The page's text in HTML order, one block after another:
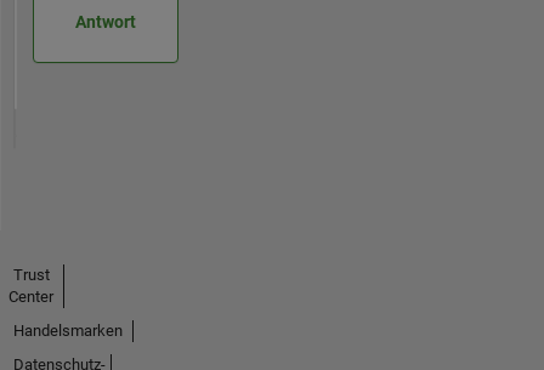
Antwort
Trust
Center
Handelsmarken
Datenschutz-